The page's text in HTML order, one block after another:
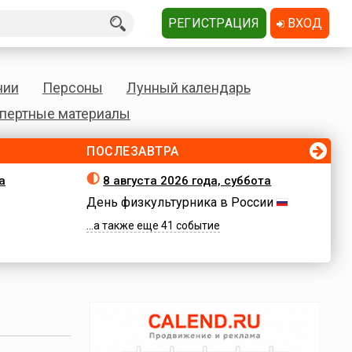
Персоны
Лунный календарь
материалы
ПОСЛЕЗАВТРА
8 августа 2026 года, суббота
День физкультурника в России
...а также еще 41 событие
РЕГИСТРАЦИЯ ВХОД